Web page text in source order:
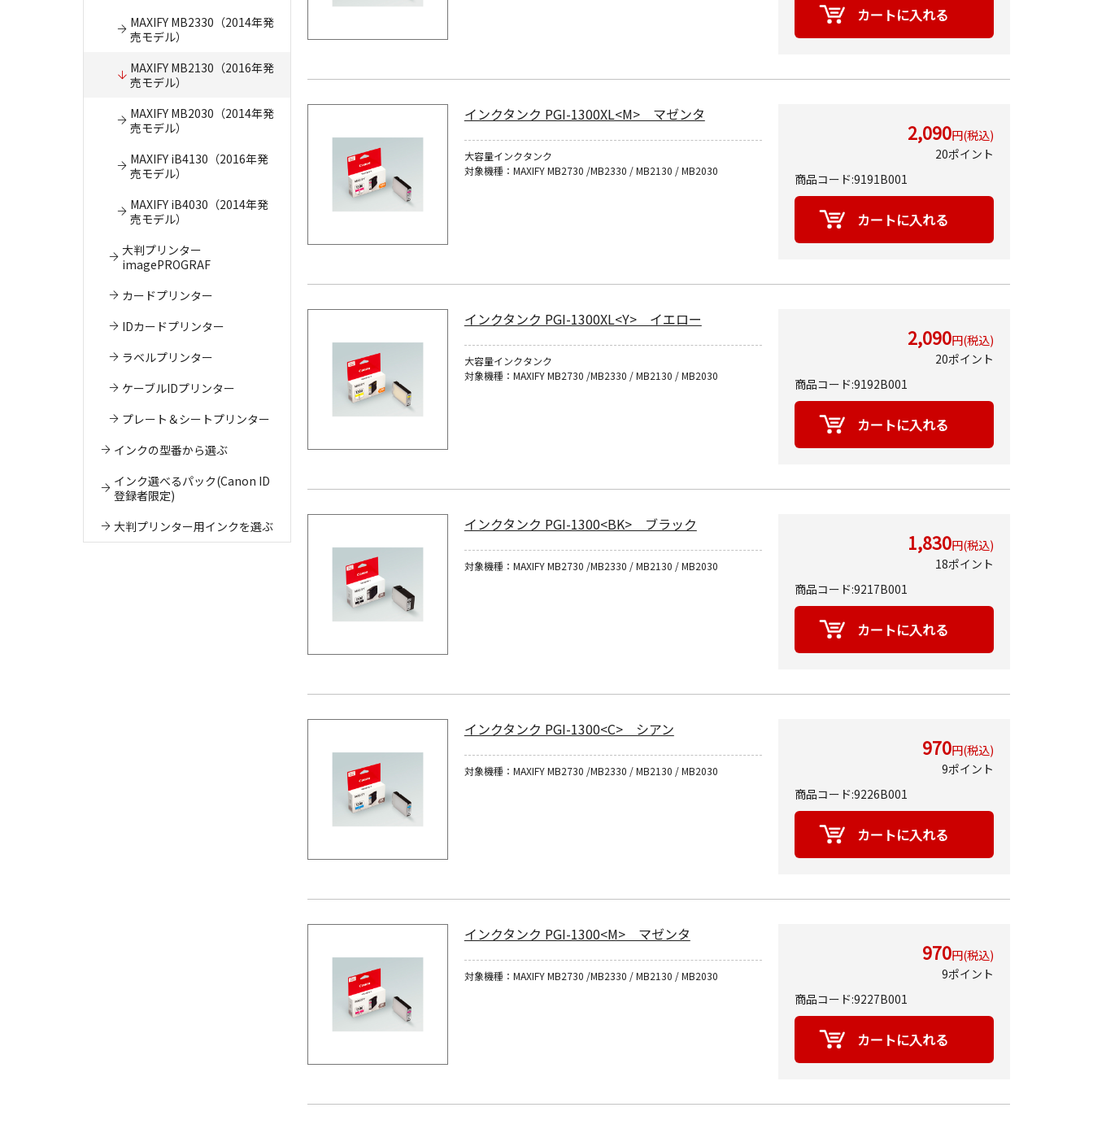
MAXIFY MB2330（2014年発
売モデル）
MAXIFY MB2130（2016年発
売モデル）
MAXIFY MB2030（2014年発
売モデル）
MAXIFY iB4130（2016年発
売モデル）
MAXIFY iB4030（2014年発
売モデル）
大判プリンター
imagePROGRAF
カードプリンター
IDカードプリンター
ラベルプリンター
ケーブルIDプリンター
プレート＆シートプリンター
インクの型番から選ぶ
インク選べるパック(Canon ID
登録者限定)
大判プリンター用インクを選ぶ
インクタンク PGI-1300XL<M> マゼンタ
大容量インクタンク
対象機種：MAXIFY MB2730 /MB2330 / MB2130 / MB2030
2,090円(税込)
20ポイント
商品コード:9191B001
インクタンク PGI-1300XL<Y> イエロー
大容量インクタンク
対象機種：MAXIFY MB2730 /MB2330 / MB2130 / MB2030
2,090円(税込)
20ポイント
商品コード:9192B001
インクタンク PGI-1300<BK> ブラック
対象機種：MAXIFY MB2730 /MB2330 / MB2130 / MB2030
1,830円(税込)
18ポイント
商品コード:9217B001
インクタンク PGI-1300<C> シアン
対象機種：MAXIFY MB2730 /MB2330 / MB2130 / MB2030
970円(税込)
9ポイント
商品コード:9226B001
インクタンク PGI-1300<M> マゼンタ
対象機種：MAXIFY MB2730 /MB2330 / MB2130 / MB2030
970円(税込)
9ポイント
商品コード:9227B001